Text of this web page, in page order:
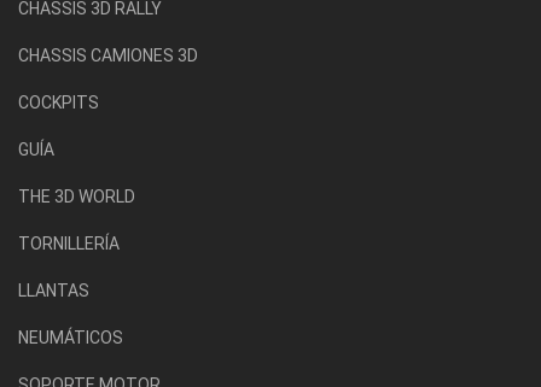
CHASSIS 3D RALLY
CHASSIS CAMIONES 3D
COCKPITS
GUÍA
THE 3D WORLD
TORNILLERÍA
LLANTAS
NEUMÁTICOS